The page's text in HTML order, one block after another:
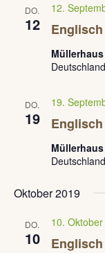
DO.
12
12.
Müllerhaus
Deutschland
DO.
19
19.
Müllerhaus
Deutschland
Oktober 2019
DO.
10
10.